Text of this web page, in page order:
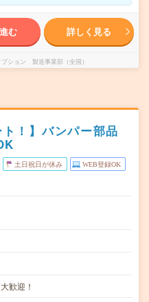
む 詳しく見る
ション 製造事業部（全国）
ト！】バンパー部品
土日祝日が休み WEB登録OK
歓迎！